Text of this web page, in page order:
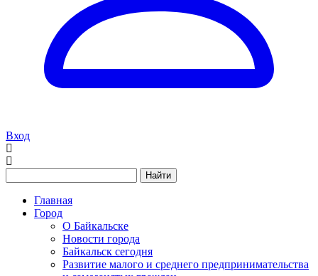
Вход
Найти
Главная
Город
О Байкальске
Новости города
Байкальск сегодня
Развитие малого и среднего предпринимательства